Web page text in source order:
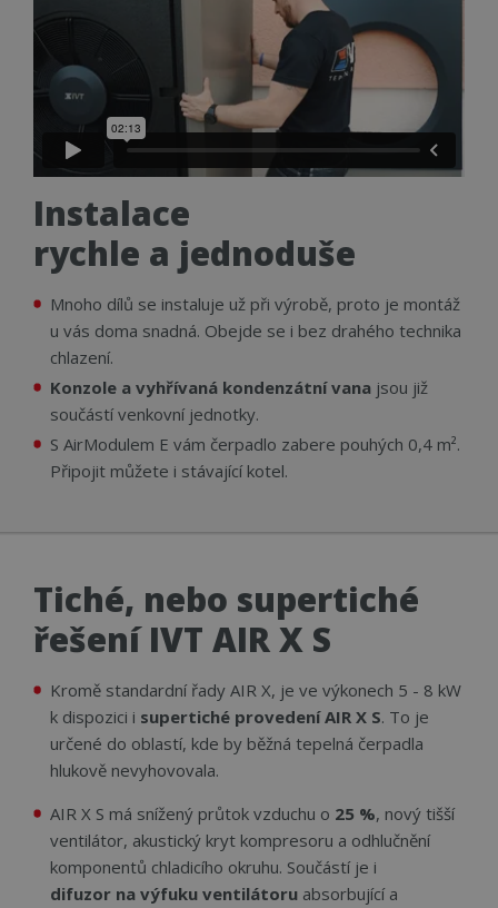
Instalace
rychle a jednoduše
Mnoho dílů se instaluje už při výrobě, proto je montáž
u vás doma snadná. Obejde se i bez drahého technika
chlazení.
Konzole a vyhřívaná kondenzátní vana jsou již
součástí venkovní jednotky.
S AirModulem E vám čerpadlo zabere pouhých 0,4 m².
Připojit můžete i stávající kotel.
Tiché, nebo supertiché
řešení IVT AIR X S
Kromě standardní řady AIR X, je ve výkonech 5 - 8 kW
k dispozici i supertiché provedení AIR X S. To je
určené do oblastí, kde by běžná tepelná čerpadla
hlukově nevyhovovala.
AIR X S má snížený průtok vzduchu o 25 %, nový tišší
ventilátor, akustický kryt kompresoru a odhlučnění
komponentů chladicího okruhu. Součástí je i
difuzor na výfuku ventilátoru absorbující a